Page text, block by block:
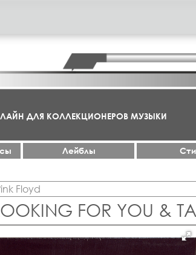
ДЛЯ КОЛЛЕКЦИОНЕРОВ МУЗЫКИ
Лейблы
FOR YOU &